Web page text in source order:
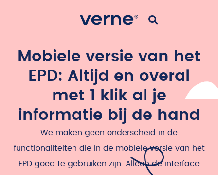
Mobiele versie van het
EPD: Altijd en overal
met 1 klik al je
informatie bij de hand
We maken geen onderscheid in de
functionaliteiten die in de mobiele versie van het
EPD goed te gebruiken zijn. Alleen de interface